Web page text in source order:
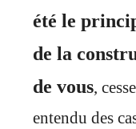
été le
de la
de vous,
entendu des